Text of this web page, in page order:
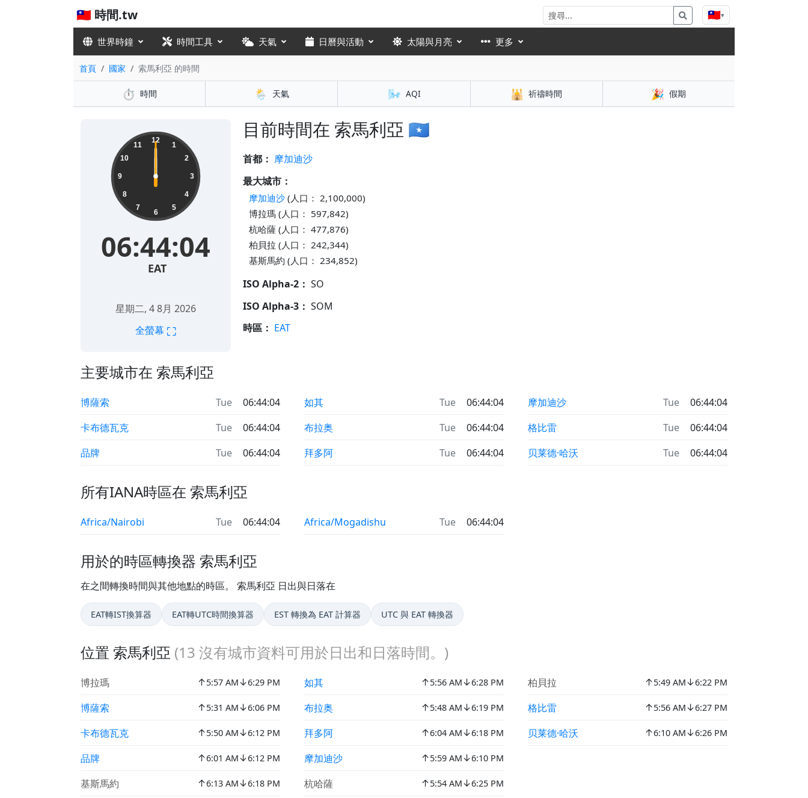
🇹🇼 時間.tw 🇹🇼▾
世界時鐘 時間工具 天氣 日曆與活動 太陽與月亮 更多
首頁 國家 索馬利亞 的時間
⏱️ 時間 🌦️ 天氣 🌬️ AQI 🕌 祈禱時間 🎉 假期
目前時間在 索馬利亞 🇸🇴
12
1
2
3
4
5
6
7
8
9
10
11
06:44:04
EAT
星期二, 4 8月 2026
全螢幕 ⛶
首都： 摩加迪沙
最大城市：
摩加迪沙 (人口： 2,100,000)
博拉瑪 (人口： 597,842)
杭哈薩 (人口： 477,876)
柏貝拉 (人口： 242,344)
基斯馬約 (人口： 234,852)
ISO Alpha-2： SO
ISO Alpha-3： SOM
時區： EAT
主要城市在 索馬利亞
博薩索 Tue
06:44:04
卡布德瓦克
Tue
06:44:04
品牌
Tue 06:44:04
如其 Tue
06:44:04
布拉奥
Tue
06:44:04
拜多阿
Tue 06:44:04
摩加迪沙 Tue
06:44:04
格比雷
Tue
06:44:04
贝莱德·哈沃
Tue 06:44:04
所有IANA時區在 索馬利亞
Africa/Nairobi Tue 06:44:04 Africa/Mogadishu Tue 06:44:04
用於的時區轉換器 索馬利亞
在之間轉換時間與其他地點的時區。 索馬利亞 日出與日落在
EAT轉IST換算器 EAT轉UTC時間換算器 EST 轉換為 EAT 計算器 UTC 與 EAT 轉換器
位置 索馬利亞 (13 沒有城市資料可用於日出和日落時間。)
博拉瑪 ↑5:57 AM↓6:29 PM
博薩索 ↑5:31 AM↓6:06 PM
卡布德瓦克 ↑5:50 AM↓6:12 PM
品牌 ↑6:01 AM↓6:12 PM
基斯馬約 ↑6:13 AM↓6:18 PM
如其 ↑5:56 AM↓6:28 PM
布拉奥 ↑5:48 AM↓6:19 PM
拜多阿 ↑6:04 AM↓6:18 PM
摩加迪沙 ↑5:59 AM↓6:10 PM
杭哈薩 ↑5:54 AM↓6:25 PM
柏貝拉 ↑5:49 AM↓6:22 PM
格比雷 ↑5:56 AM↓6:27 PM
贝莱德·哈沃 ↑6:10 AM↓6:26 PM